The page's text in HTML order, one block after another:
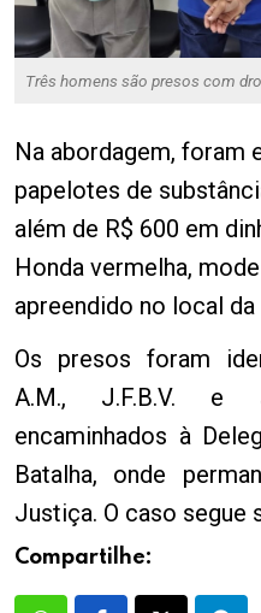
Três homens são presos com
Na abordagem, foram
papelotes de
além de R$ 600 em
Honda vermelha,
apreendido no local
Os presos foram
A.M., J.F.B.V. e
encaminhados à
Batalha, onde
Justiça. O caso segue
Compartilhe: